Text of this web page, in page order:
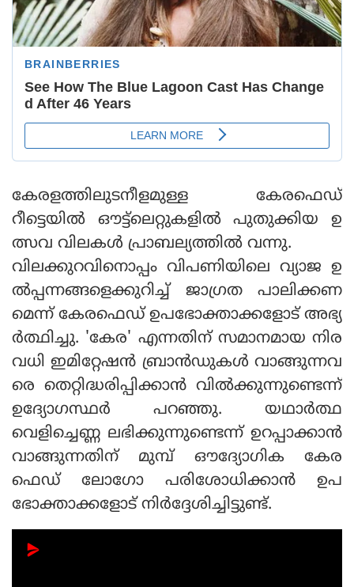
കേരളത്തിലുടനീളമുള്ള കേരഫെഡ്
റീട്ടെയില്‍ ഔട്ട്ലെറ്റുകളില്‍ പുതുക്കിയ ഉ
ത്സവ വിലകള്‍ പ്രാബല്യത്തില്‍ വന്നു.
വിലക്കുറവിനൊപ്പം വിപണിയിലെ വ്യാജ ഉ
ല്‍പ്പന്നങ്ങളെക്കുറിച്ച് ജാഗ്രത പാലിക്കണ
മെന്ന് കേരഫെഡ് ഉപഭോക്താക്കളോട് അഭ്യ
ര്‍ത്ഥിച്ചു. 'കേര' എന്നതിന് സമാനമായ നിര
വധി ഇമിറ്റേഷന്‍ ബ്രാന്‍ഡുകള്‍ വാങ്ങുന്നവ
രെ തെറ്റിദ്ധരിപ്പിക്കാന്‍ വില്‍ക്കുന്നുണ്ടെന്ന്
ഉദ്യോഗസ്ഥര്‍ പറഞ്ഞു. യഥാര്‍ത്ഥ
വെളിച്ചെണ്ണ ലഭിക്കുന്നുണ്ടെന്ന് ഉറപ്പാക്കാന്‍
വാങ്ങുന്നതിന് മുമ്പ് ഔദ്യോഗിക കേര
ഫെഡ് ലോഗോ പരിശോധിക്കാന്‍ ഉപ
ഭോക്താക്കളോട് നിര്‍ദ്ദേശിച്ചിട്ടുണ്ട്.